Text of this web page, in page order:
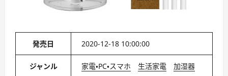
発売日 2020-12-18 10:00:00
ジャンル 家電・PC・スマホ 生活家電 加湿器